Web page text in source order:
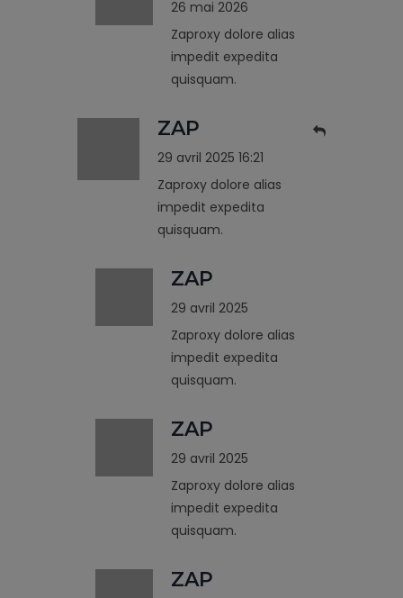
26 mai 2026
Zaproxy dolore alias
impedit expedita
quisquam.
ZAP
29 avril 2025 16:21
Zaproxy dolore alias
impedit expedita
quisquam.
ZAP
29 avril 2025
Zaproxy dolore alias
impedit expedita
quisquam.
ZAP
29 avril 2025
Zaproxy dolore alias
impedit expedita
quisquam.
ZAP